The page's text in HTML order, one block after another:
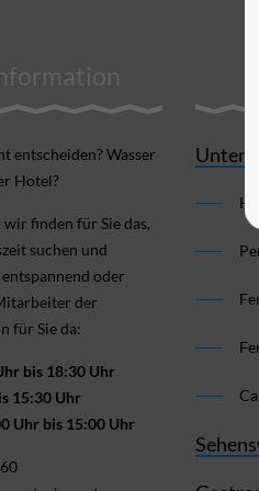
ent­scheiden? Wasser
Hotel?
finden für Sie das,
suchen und
oder
der
für Sie da:
bis 18:30 Uhr
15:30 Uhr
Uhr bis 15:00 Uhr